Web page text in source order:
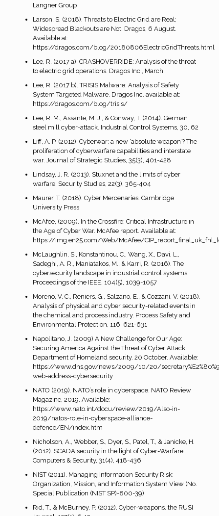
Langner Group
Larson, S. (2018). Threats to Electric Grid are Real;
Widespread Blackouts are Not. Dragos, 6 August.
Available at:
https://dragos.com/blog/20180806ElectricGridThreats.html
Lee, R. (2017 a). CRASHOVERRIDE: Analysis of the threat
to electric grid operations. Dragos Inc., March
Lee, R. (2017 b). TRISIS Malware: Analysis of Safety
System Targeted Malware. Dragos Inc. available at:
https://dragos.com/blog/trisis/
Lee, R. M., Assante, M. J., & Conway, T. (2014). German
steel mill cyber-attack. Industrial Control Systems, 30, 62
Liff, A. P. (2012). Cyberwar: a new ‘absolute weapon’? The
proliferation of cyberwarfare capabilities and interstate
war. Journal of Strategic Studies, 35(3), 401-428
Lindsay, J. R. (2013). Stuxnet and the limits of cyber
warfare. Security Studies, 22(3), 365-404
Maurer, T. (2018). Cyber Mercenaries. Cambridge
University Press
McAfee, (2009). In the Crossfire: Critical Infrastructure in
the Age of Cyber War. McAfee report. Available at:
https://img.en25.com/Web/McAfee/
McLaughlin, S., Konstantinou, C., Wang, X., Davi, L.,
Sadeghi, A. R., Maniatakos, M., & Karri, R. (2016). The
cybersecurity landscape in industrial control systems.
Proceedings of the IEEE, 104(5), 1039-1057
Moreno, V. C., Reniers, G., Salzano, E., & Cozzani, V. (2018).
Analysis of physical and cyber security-related events in
the chemical and process industry. Process Safety and
Environmental Protection, 116, 621-631
Napolitano, J. (2009) A New Challenge for Our Age:
Securing America Against the Threat of Cyber Attack.
Department of Homeland security. 20 October. Available:
https://www.dhs.gov/news/2009/10/20/
web-address-cybersecurity
NATO (2019). NATO’s role in cyberspace. NATO Review
Magazine, 2019. Available:
https://www.nato.int/docu/review/2019/Also-in-
2019/natos-role-in-cyberspace-alliance-
defence/EN/index.htm
Nicholson, A., Webber, S., Dyer, S., Patel, T., & Janicke, H.
(2012). SCADA security in the light of Cyber-Warfare.
Computers & Security, 31(4), 418-436
NIST (2011). Managing Information Security Risk:
Organization, Mission, and Information System View (No.
Special Publication (NIST SP)-800-39)
Rid, T., & McBurney, P. (2012). Cyber-weapons. the RUSI